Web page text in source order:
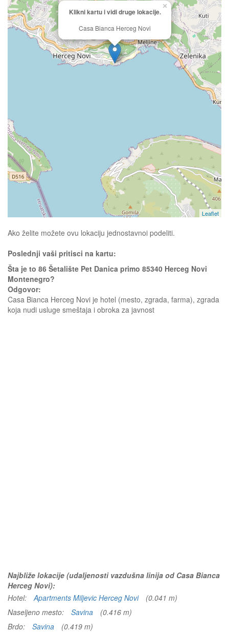
Klikni kartu i vidi druge lokacije.
Casa Bianca Herceg Novi
×
Leaflet
Ako želite možete ovu lokaciju jednostavnoi podeliti.
Poslednji vaši pritisci na kartu:
Šta je to 86 Šetalište Pet Danica primo 85340 Herceg Novi
Montenegro?
Odgovor:
Casa Bianca Herceg Novi je hotel (mesto, zgrada, farma), zgrada
koja nudi usluge smeštaja i obroka za javnost
Najbliže lokacije (udaljenosti vazdušna linija od Casa Bianca
Herceg Novi):
Hotel:
Apartments Miljevic Herceg Novi
(0.041 m)
Naseljeno mesto:
Savina
(0.416 m)
Brdo:
Savina
(0.419 m)